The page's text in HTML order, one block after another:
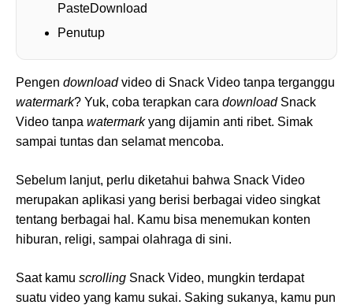
PasteDownload
Penutup
Pengen downloadvideo di Snack Video tanpa terganggu
watermark? Yuk, coba terapkan cara download Snack
Video tanpa watermarkyang dijamin anti ribet. Simak
sampai tuntas dan selamat mencoba.
Sebelum lanjut, perlu diketahui bahwa Snack Video
merupakan aplikasi yang berisi berbagai video singkat
tentang berbagai hal. Kamu bisa menemukan konten
hiburan, religi, sampai olahraga di sini.
Saat kamu scrolling Snack Video, mungkin terdapat
suatu video yang kamu sukai. Saking sukanya, kamu pun